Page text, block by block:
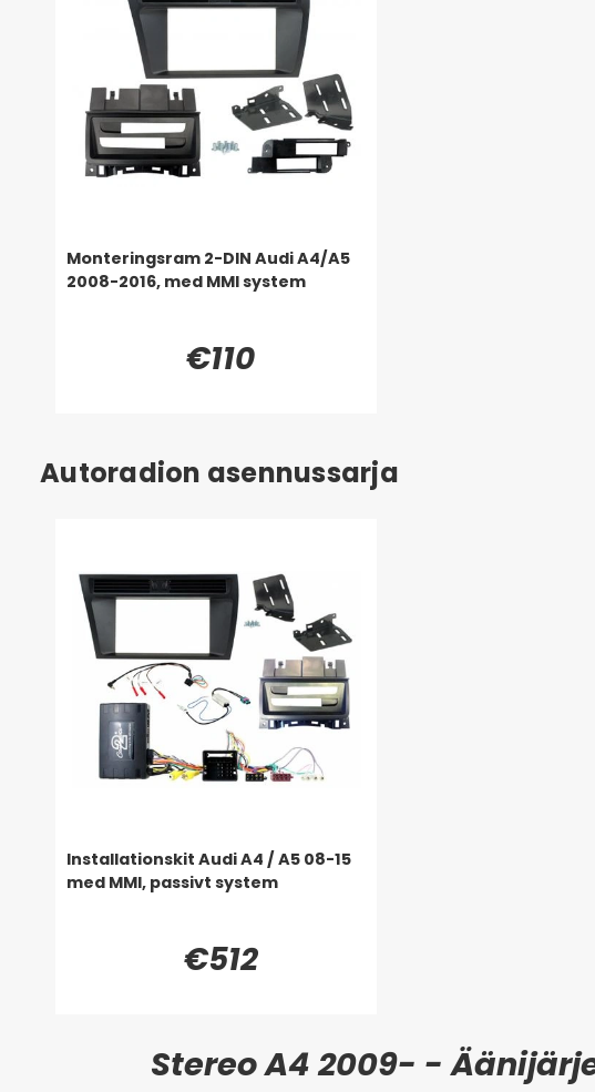
Monteringsram 2-DIN Audi A4/A5
2008-2016, med MMI system
€110
Autoradion asennussarja
Installationskit Audi A4 / A5 08-15
med MMI, passivt system
€512
Stereo A4 2009- -